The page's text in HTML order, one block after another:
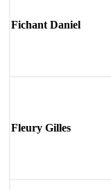
Fichant Daniel
Fleury Gilles